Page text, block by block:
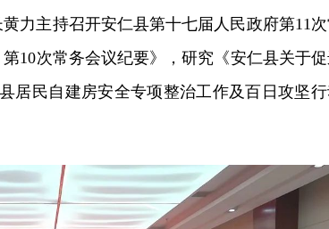
力主持召开安仁县第十七届人民政府第11
10次常务会议纪要》，研究《安仁县关于
居民自建房安全专项整治工作及百日攻坚